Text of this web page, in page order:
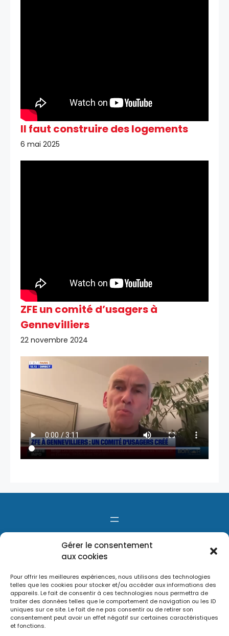
Gérer le consentement
aux cookies
Pour offrir les meilleures expériences, nous utilisons des technologies
telles que les cookies pour stocker et/ou accéder aux informations des
appareils. Le fait de consentir à ces technologies nous permettra de
traiter des données telles que le comportement de navigation ou les ID
uniques sur ce site. Le fait de ne pas consentir ou de retirer son
consentement peut avoir un effet négatif sur certaines caractéristiques
et fonctions.
Il faut construire des logements
6 mai 2025
ZFE un comité d’usagers à
Gennevilliers
22 novembre 2024